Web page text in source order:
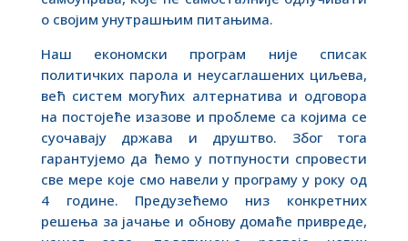
о својим унутрашњим питањима.
Наш економски програм није списак
политичких парола и неусаглашених циљева,
већ систем могућих алтернатива и одговора
на постојеће изазове и проблеме са којима се
суочавају држава и друштво. Због тога
гарантујемо да ћемо у потпуности спровести
све мере које смо навели у програму у року од
4 године. Предузећемо низ конкретних
решења за јачање и обнову домаће привреде,